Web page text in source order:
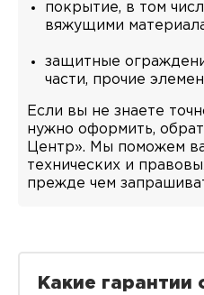
покрытие, в том
вяжущими
защитные
части, прочие
Если вы не знаете
нужно оформить,
Центр». Мы поможем
технических и
прежде чем
Какие гарантии